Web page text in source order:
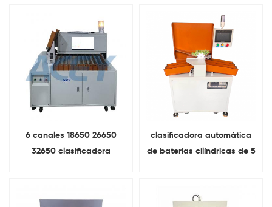
6 canales 18650 26650
32650 clasificadora
clasificadora automática
de baterías cilíndricas de 5